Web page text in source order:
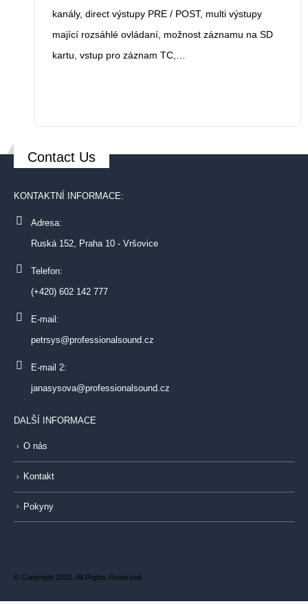
kanály, direct výstupy PRE / POST, multi výstupy
mající rozsáhlé ovládaní, možnost záznamu na SD
kartu, vstup pro záznam TC,…
Contact Us
KONTAKTNÍ INFORMACE:
Adresa:
Ruská 152, Praha 10 - Vršovice
Telefon:
(+420) 602 142 777
E-mail:
petrsys@professionalsound.cz
E-mail 2:
janasysova@professionalsound.cz
DALŠÍ INFORMACE
O nás
Kontakt
Pokyny
© Copyright 2020. All Rights Reserved.